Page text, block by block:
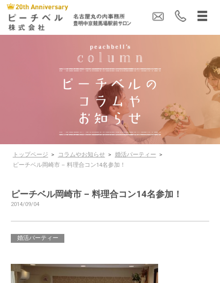
トップページ > コラムやお知らせ > 婚活パーティー >
ピーチベル岡崎市 – 料理合コン14名参加！
ピーチベル岡崎市 – 料理合コン14名参加！
2014/09/04
婚活パーティー